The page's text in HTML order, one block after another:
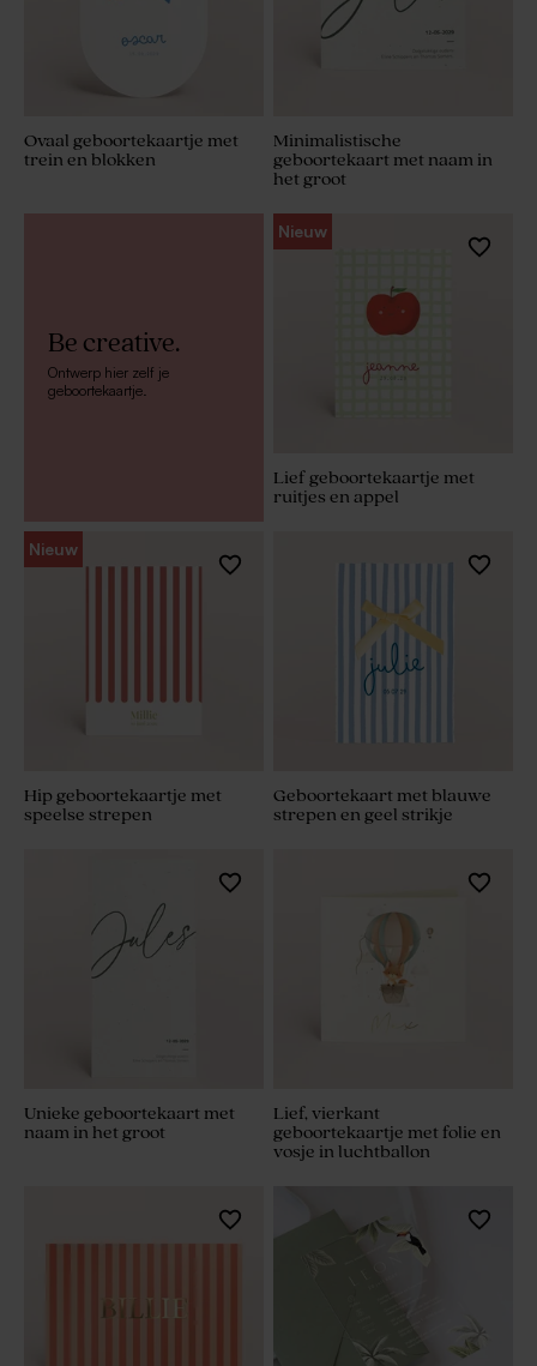
Be creative.
Ontwerp hier zelf je
geboortekaartje.
Ovaal geboortekaartje met
trein en blokken
Minimalistische
geboortekaart met naam in
het groot
Nieuw
Lief geboortekaartje met
ruitjes en appel
Nieuw
Hip geboortekaartje met
speelse strepen
Geboortekaart met blauwe
strepen en geel strikje
Unieke geboortekaart met
naam in het groot
Lief, vierkant
geboortekaartje met folie en
vosje in luchtballon